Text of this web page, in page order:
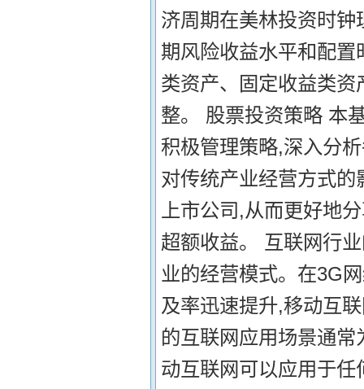
济周期在美林投资时
期风险收益水平和配
类资产、固定收益类
整。 股票投资策略 本
积极管理策略,深入分
对传统产业经营方式
上市公司,从而更好地
超额收益。 互联网行
业的经营模式。在3G
及率迅速提升,移动互
的互联网应用场景通
动互联网可以应用于